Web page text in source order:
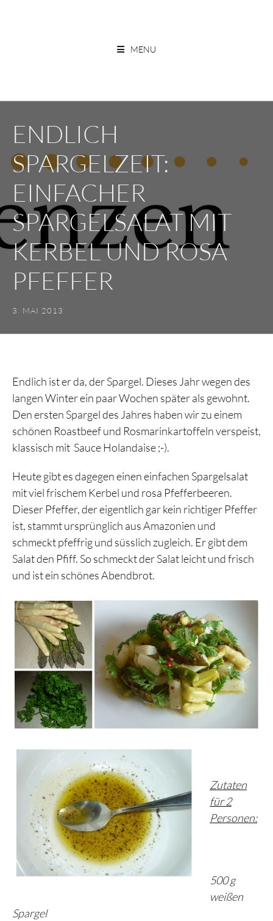
ESSEN OHNE GRENZEN
MENU
ENDLICH
SPARGELZEIT:
EINFACHER
SPARGELSALAT MIT
KERBEL UND ROSA
PFEFFER
3. MAI 2013
Endlich ist er da, der Spargel. Dieses Jahr wegen des
langen Winter ein paar Wochen später als gewohnt.
Den ersten Spargel des Jahres haben wir zu einem
schönen Roastbeef und Rosmarinkartoffeln verspeist,
klassisch mit Sauce Holandaise ;-).
Heute gibt es dagegen einen einfachen Spargelsalat
mit viel frischem Kerbel und rosa Pfefferbeeren.
Dieser Pfeffer, der eigentlich gar kein richtiger Pfeffer
ist, stammt ursprünglich aus Amazonien und
schmeckt pfeffrig und süsslich zugleich. Er gibt dem
Salat den Pfiff. So schmeckt der Salat leicht und frisch
und ist ein schönes Abendbrot.
Zutaten
für 2
Personen:
500 g
weißen
Spargel